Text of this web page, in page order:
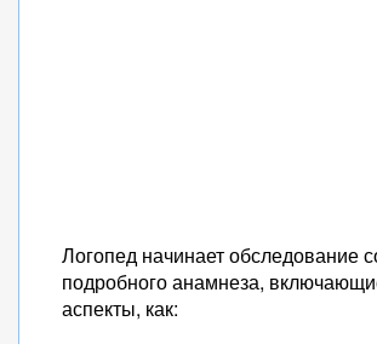
Логопед начинает обследование
подробного анамнеза,
аспекты, как: